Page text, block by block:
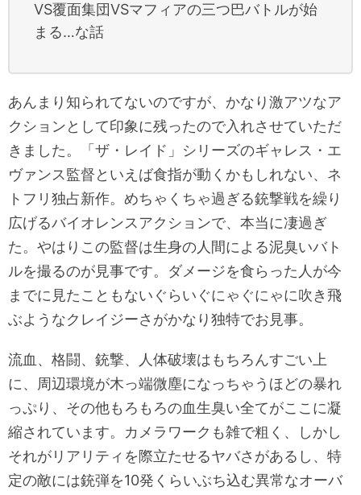
VS覆面集団VSマフィアの三つ巴バトルが始
まる…な話
あんまり知られてないのですが、かなり激アツなア
クションとして印象に残ったので入れさせていただ
きました。「ザ・レイド」シリーズのギャレス・エ
ヴァンス監督といえば食指が動くかもしれない、ネ
トフリ独占新作。めちゃくちゃ過ぎる銃撃戦を繰り
広げるバイオレンスアクションで、本当に凄過ぎ
た。やはりこの監督は生身の人間による泥臭いバト
ルを撮るのが見事です。ダメージを食らった人が今
までに見たこともないぐらいぐにゃぐにゃに吹き飛
ぶようなクレイジーさがかなり独特でお見事。
流血、格闘、銃撃、人体破壊はもちろんすごい上
に、周辺環境が木っ端微塵になっちゃうほどの暴れ
っぷり、その他もろもろの血生臭い全てがここに凝
縮されています。カメラワークも雑で粗く、しかし
それがリアリティを際立たせるヤバさがあるし、特
定の敵には銃弾を10発くらいぶち込む異常なオーバ